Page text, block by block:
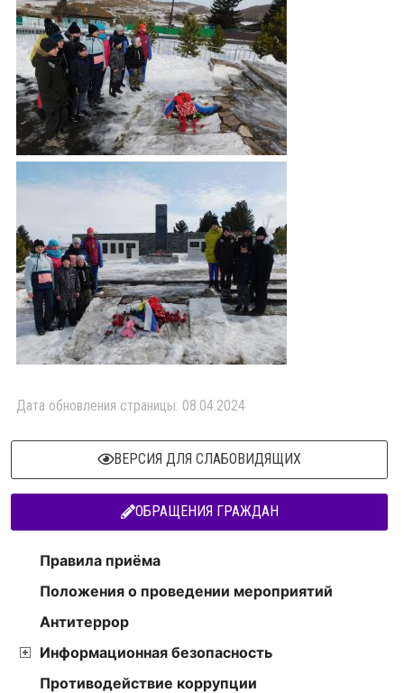
Дата обновления страницы: 08.04.2024
ВЕРСИЯ ДЛЯ СЛАБОВИДЯЩИХ
ОБРАЩЕНИЯ ГРАЖДАН
Правила приёма
Положения о проведении мероприятий
Антитеррор
Информационная безопасность
Противодействие коррупции